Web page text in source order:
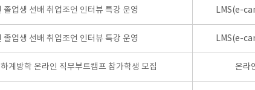
졸업생 선배 취업조언 인터뷰 특강 운영 LMS(e-
졸업생 선배 취업조언 인터뷰 특강 운영 LMS(e-
계방학 온라인 직무부트캠프 참가학생 모집 온라